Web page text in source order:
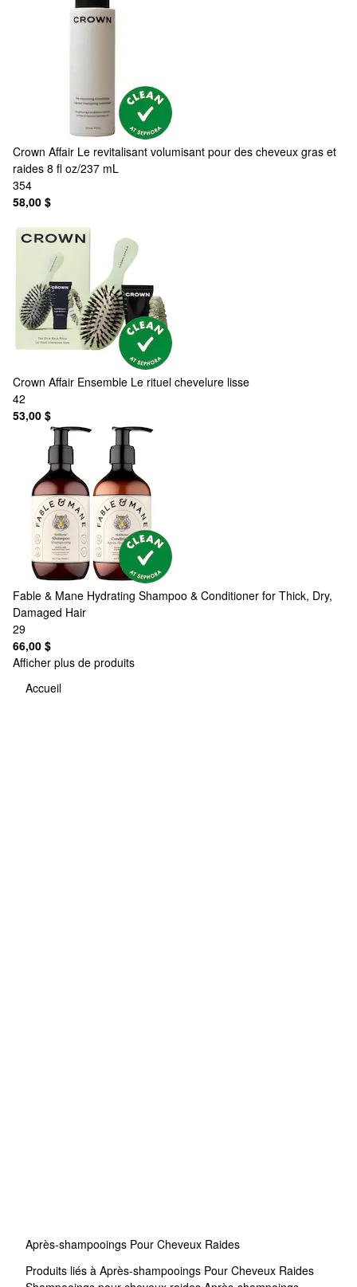
Crown Affair Le revitalisant volumisant pour des cheveux gras et
raides 8 fl oz/237 mL
354
58,00 $
Crown Affair Ensemble Le rituel chevelure lisse
42
53,00 $
Fable & Mane Hydrating Shampoo & Conditioner for Thick, Dry,
Damaged Hair
29
66,00 $
Afficher plus de produits
Accueil
Après-shampooings Pour Cheveux Raides
Produits liés à Après-shampooings Pour Cheveux Raides